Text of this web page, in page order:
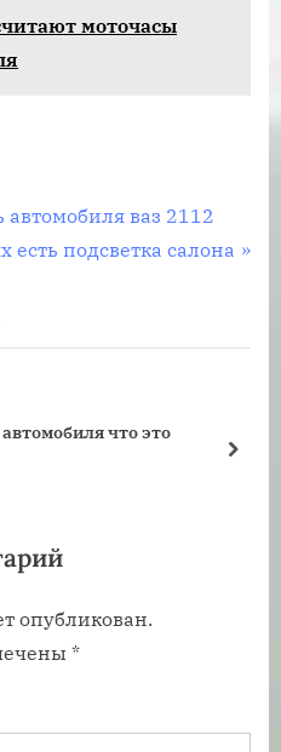
моточасы
ваз 2112
есть подсветка салона
что это
опубликован.
*